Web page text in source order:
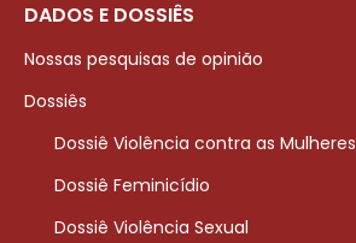
DADOS E DOSSIÊS
Nossas pesquisas de opinião
Dossiês
Dossiê Violência contra as Mulheres
Dossiê Feminicídio
Dossiê Violência Sexual